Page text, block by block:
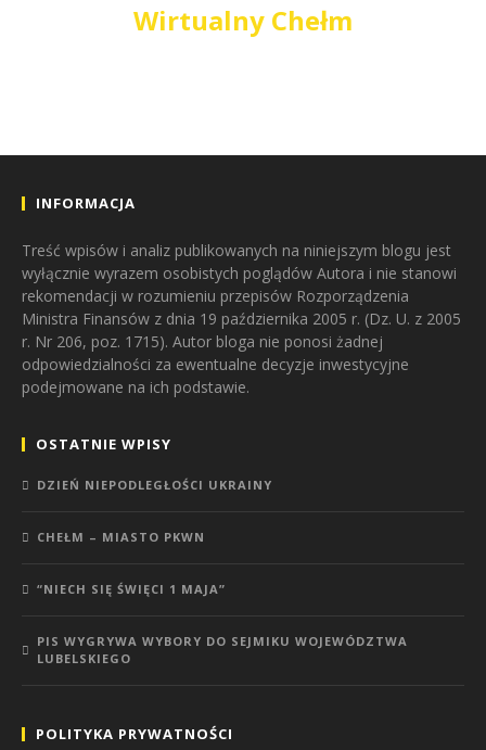
Wirtualny Chełm
INFORMACJA
Treść wpisów i analiz publikowanych na niniejszym blogu jest
wyłącznie wyrazem osobistych poglądów Autora i nie stanowi
rekomendacji w rozumieniu przepisów Rozporządzenia
Ministra Finansów z dnia 19 października 2005 r. (Dz. U. z 2005
r. Nr 206, poz. 1715). Autor bloga nie ponosi żadnej
odpowiedzialności za ewentualne decyzje inwestycyjne
podejmowane na ich podstawie.
OSTATNIE WPISY
DZIEŃ NIEPODLEGŁOŚCI UKRAINY
CHEŁM – MIASTO PKWN
“NIECH SIĘ ŚWIĘCI 1 MAJA”
PIS WYGRYWA WYBORY DO SEJMIKU WOJEWÓDZTWA
LUBELSKIEGO
POLITYKA PRYWATNOŚCI